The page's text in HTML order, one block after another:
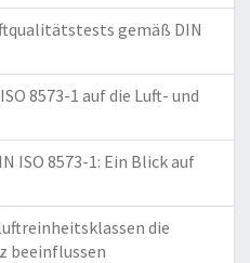
gemäß DIN
8573-1 auf die Luft- und
ISO 8573-1: Ein Blick auf
die
beeinflussen